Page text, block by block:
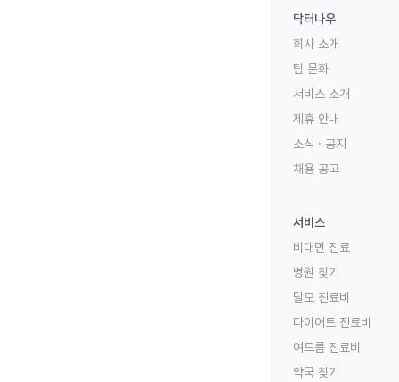
닥터나우
회사 소개
팀 문화
서비스 소개
제휴 안내
소식 · 공지
채용 공고
서비스
비대면 진료
병원 찾기
탈모 진료비
다이어트 진료비
여드름 진료비
약국 찾기